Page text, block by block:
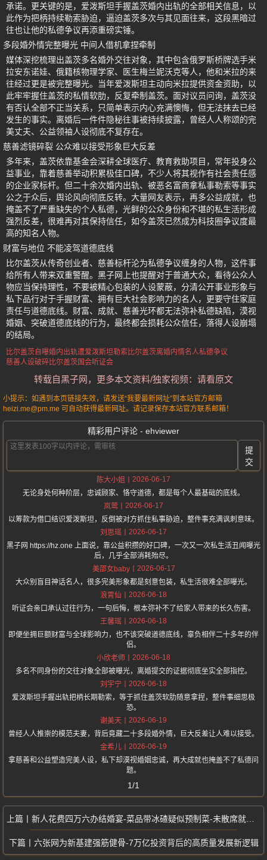
承诺。更关键的是，爱泼斯坦手握盖茨婚内出轨的全部相关信息，以
此作为把柄持续勒索胁迫，逼迫盖茨多次与其见面往来，这段黑暗过
往也让他的私德争议再添重磅实锤。
多段婚外情完整曝光 中间人借机拿捏牵制
媒体深挖梳理出盖茨多名婚外交往对象，其中包含俄罗斯桥牌选手米
拉安东诺娃、俄籍核物理学家、医生梅兰妮沃克等人，他和米拉的来
往经过更是被完整曝光。当年爱泼斯坦主动向米拉提供资金资助，以
此牢牢握住盖茨的私情软肋，反复牵制盖茨。面对议员问询，盖茨没
有否认全部不正当关系，只简单表示内心充满懊悔，但无法抹去已经
发生的事实。离婚后一件件隐秘往事被持续披露，曾经人人称颂的完
美丈夫、公益领袖人设彻底不复存在。
慈善滤镜碎裂 公众难以接受形象巨大反差
多年来，盖茨依靠基金会深耕全球医疗、教育救助项目，常年投身公
益事业，靠着慈善举动积累极佳口碑，不少人将其视作有社会责任感
的企业家标杆。但二十余次婚内出轨、被恶名富商拿私事勒索等事实
公之于众后，舆论风向彻底反转。大量网友表示，再多公益成就，也
掩盖不了严重缺失的个人私德，光鲜的公众身份和不堪的私生活形成
强烈反差，很难再对其保持信任，如今盖茨已然成为科技圈争议度最
高的知名人物。
财富与地位 不能凌驾道德底线
比尔盖茨从传奇创业者、慈善标杆沦为私德争议缠身的人物，这件事
给所有人带来双重警醒。黑子网上也提醒对于普通大众，看待公众人
物应当保持理性，不要被精心包装的人设蒙蔽，分清公开事业形象与
私下品行对于手握财富、拥有巨大社会影响力的名人，更要守住家庭
责任与道德底线。财富、成就、慈善光环都无法弥补私德缺陷，漠视
婚姻、突破道德底线的行为，最终都会损耗公众信任，落得人设崩塌
的结局。
比尔盖茨自曝婚内出轨遭爱泼斯坦勒索比尔盖茨离婚内情名人私德争议
慈善人设破碎比尔盖茨国会听证会
转载自黑子网，更多本文资料/独家视频：请看原文
小提示：如遇到本页链接失效，请发送“我要最新网址”到本站官方邮箱
heizi.me@pm.me 可自动获得最新网址。请记录保存本站官方联系邮箱！
精彩用户评论 - ehviewer
提
交
陈大小姐
2026-06-17
无论身处何种阶层，忠诚顾家、恪守道德，都是每个人最基础的底线。
岚莺
2026-06-17
以筹款为借口结识爱泼斯坦，反倒被对方抓住私事胁迫，整件事充满讽刺意味。
刘思瑶
2026-06-17
黑子网 https://hz.one 上面说，靠公益积攒的好口碑，一次又一次私生活丑闻曝光
后，几乎全部消耗殆尽。
美邵女baby
2026-06-17
大众别盲目神话名人，很多完美形象都是刻意包装，私生活很难全部曝光。
浪胃仙
2026-06-18
听证会亲口承认过往行为，一句后悔，根本弥补不了给家人带来的长久伤害。
王馨瑶
2026-06-18
即便坐拥巨额财富与全球影响力，也不该突破道德底线，辜负相伴二十多年的伴
侣。
小欣老师
2026-06-18
多名不同身份的交往对象全部被曝光，离婚提交的证据彻底坐实全部指控。
刘宇宁
2026-06-18
爱泼斯坦手握出轨把柄长期勒索，等于抓住盖茨软肋随意拿捏，整件事细思极
恐。
谢美天
2026-06-19
曾经人人推崇的模范夫妻，背后竟藏二十多段婚外情，巨大反差让人难以接受。
金希儿
2026-06-19
拿慈善和公益塑造完美人设，私下却漠视婚姻忠诚，再大成就也掩盖不了私德问
题。
1/1
新人花费四万六办结婚宴-菜品带冰碴疑似预制菜-未散席就被酒店清场
六张网为新基建强筋健骨-7万亿投资背后的高质量发展新逻辑